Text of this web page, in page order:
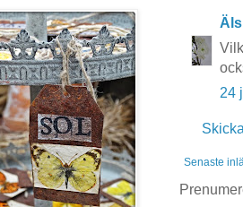
24
Senaste